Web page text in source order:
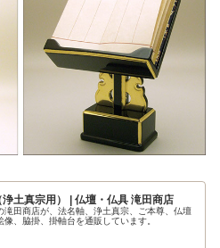
土真宗用） | 仏壇・仏具 滝田商店
滝田商店が、法名軸、浄土真宗、ご本尊、仏壇
像、脇掛、掛軸台を通販しています。